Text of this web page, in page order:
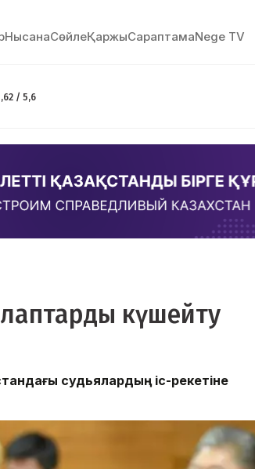
НысанаСөйлeҚаржыСараптамаNege TV
/ 5,6
күшейту
судьялардың іс-әрекетіне